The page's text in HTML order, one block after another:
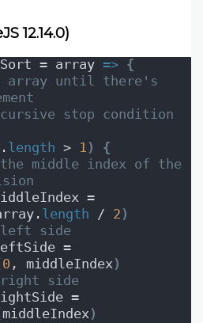
12.14.0)
= array => {
array until there's
stop condition
length > 1 )
{
middle index of the
=
length / 2 )
side
=
0 , middleIndex)
side
=
middleIndex)